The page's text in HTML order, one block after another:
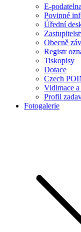
E-podatelna
Povinné
Úřední
Obecně
Registr
Tiskopisy
Dotace
Czech
Vidimace
Profil
Fotogalerie